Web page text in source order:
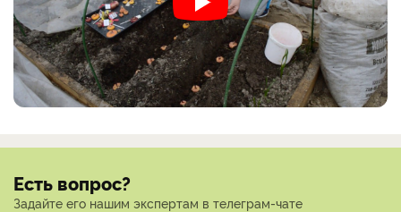
Есть вопрос?
Задайте его нашим экспертам в телеграм-чате